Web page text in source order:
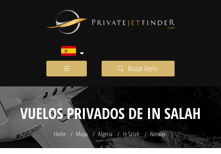
Buscar Vuelo
VUELOS PRIVADOS DE IN SALAH
Home Mapa Algeria In Salah Norway